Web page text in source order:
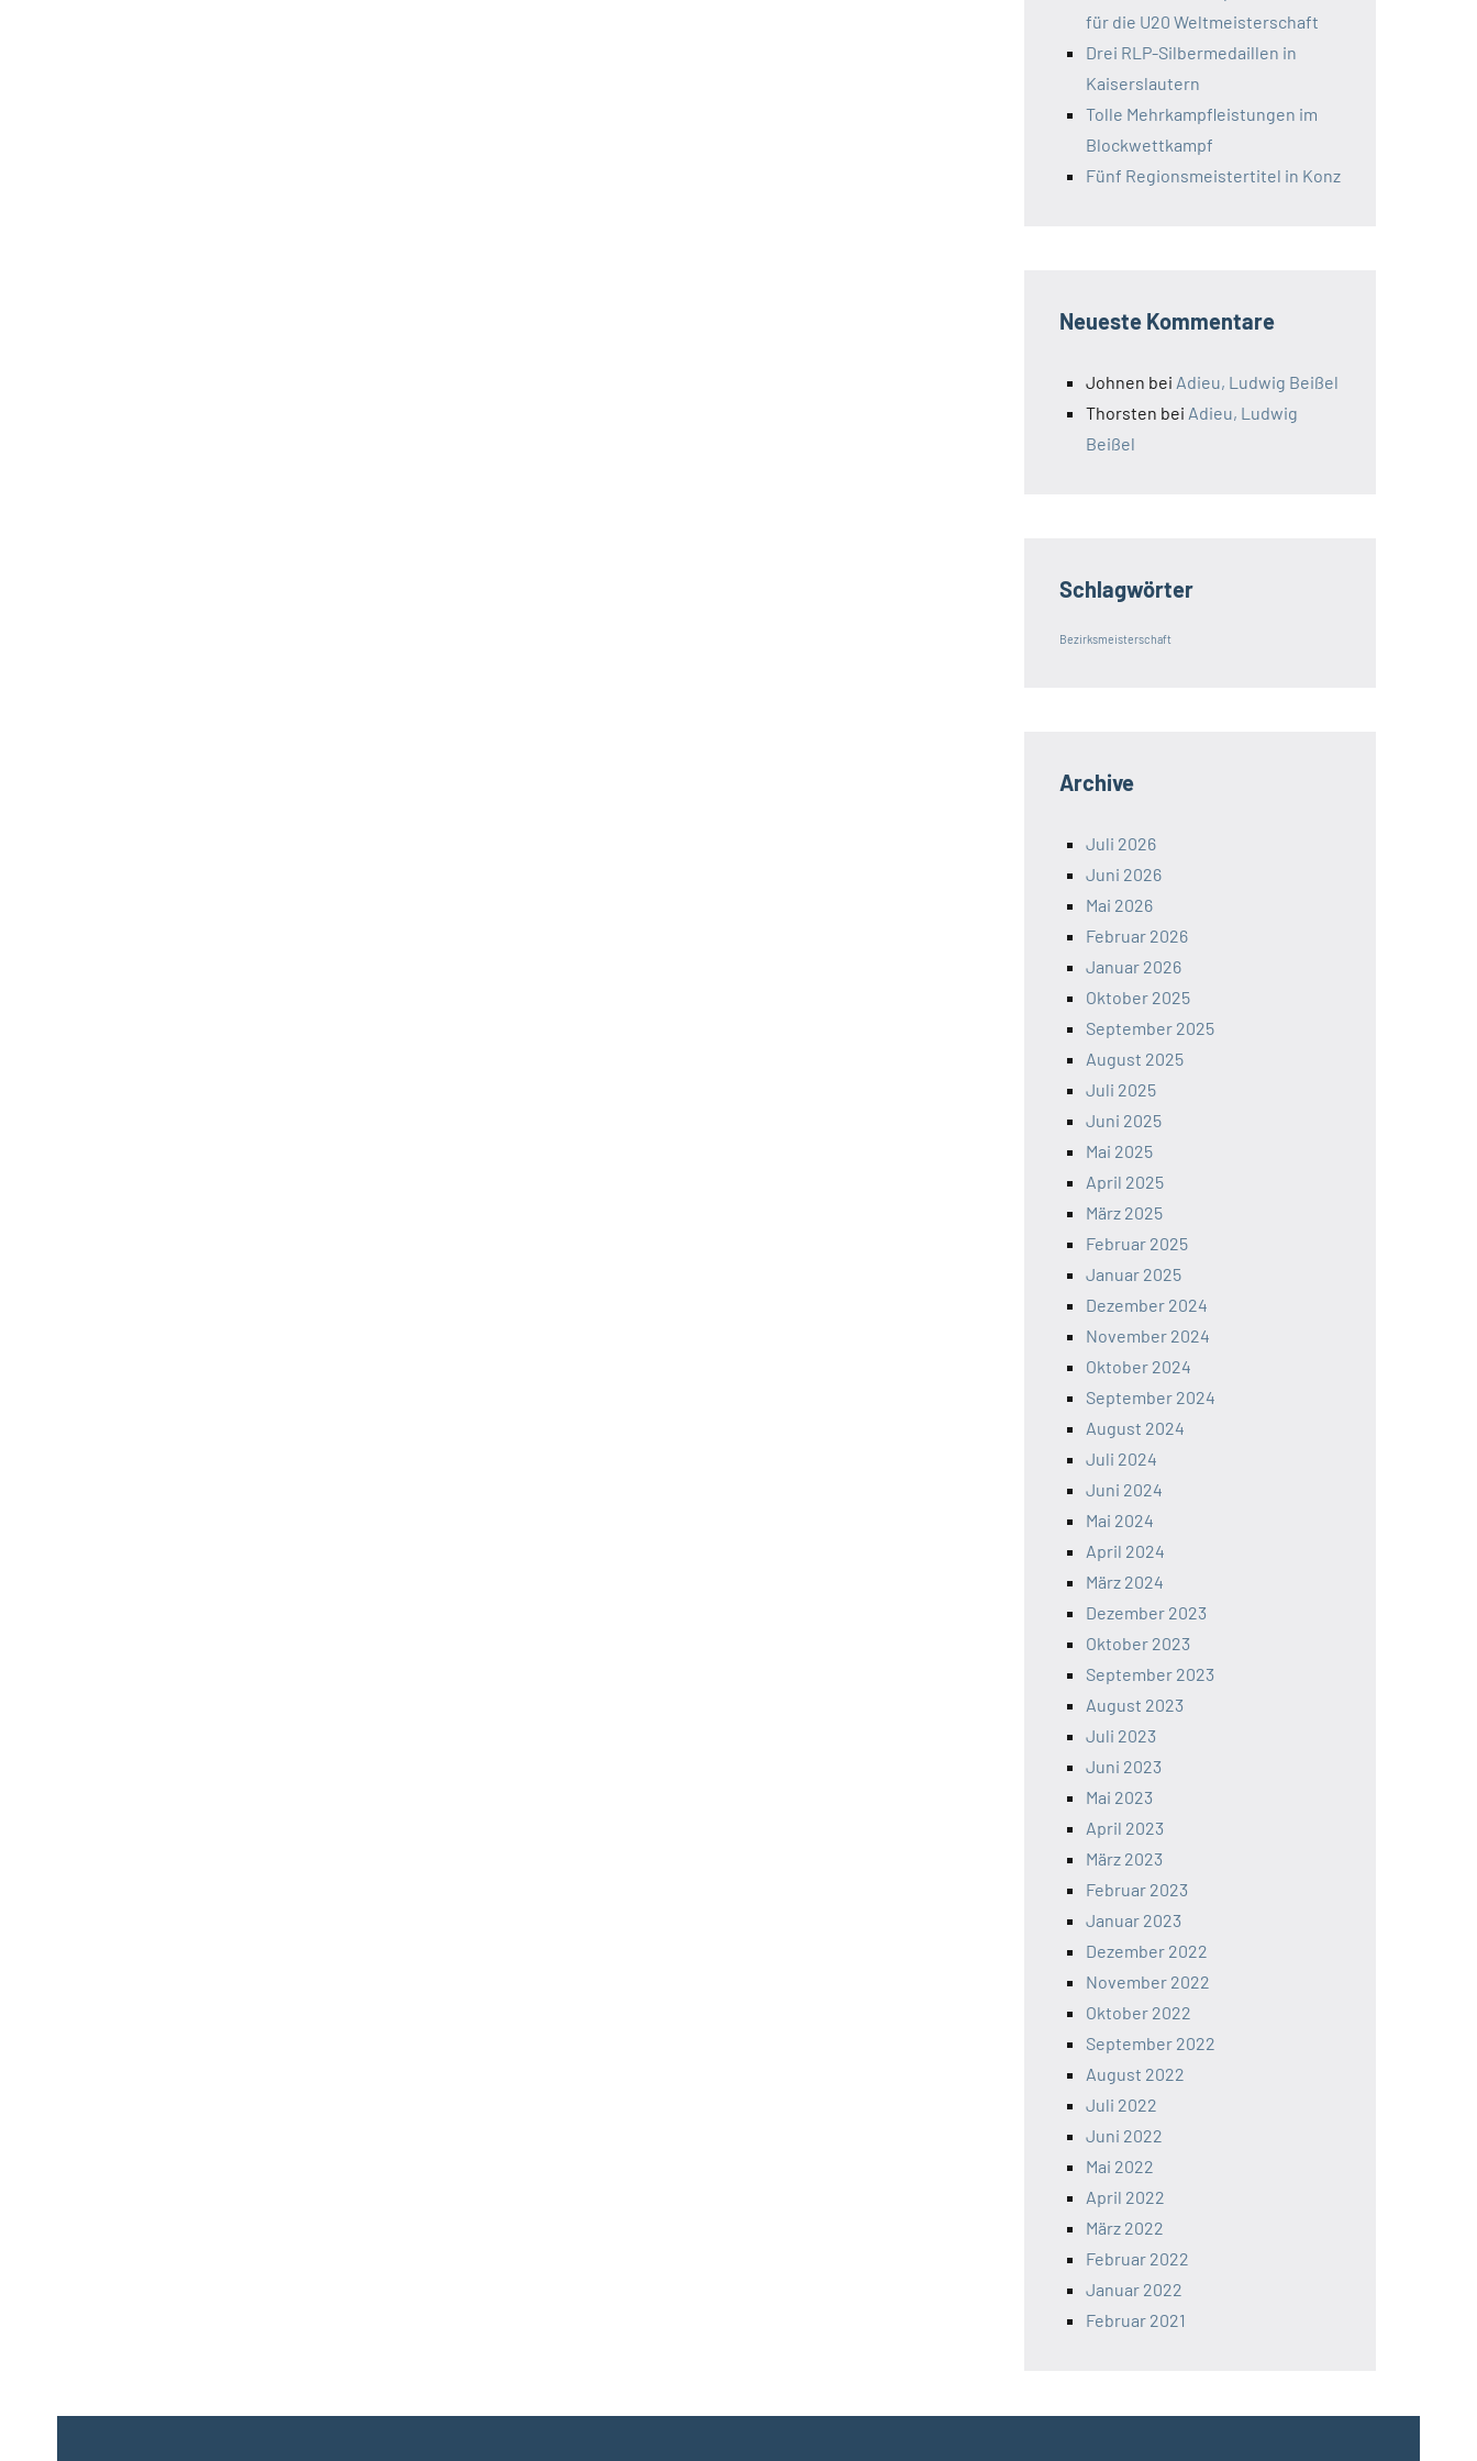
für die U20 Weltmeisterschaft
Drei RLP-Silbermedaillen in
Kaiserslautern
Tolle Mehrkampfleistungen im
Blockwettkampf
Fünf Regionsmeistertitel in Konz
Neueste Kommentare
Johnen bei Adieu, Ludwig Beißel
Thorsten bei Adieu, Ludwig
Beißel
Schlagwörter
Bezirksmeisterschaft
Archive
Juli 2026
Juni 2026
Mai 2026
Februar 2026
Januar 2026
Oktober 2025
September 2025
August 2025
Juli 2025
Juni 2025
Mai 2025
April 2025
März 2025
Februar 2025
Januar 2025
Dezember 2024
November 2024
Oktober 2024
September 2024
August 2024
Juli 2024
Juni 2024
Mai 2024
April 2024
März 2024
Dezember 2023
Oktober 2023
September 2023
August 2023
Juli 2023
Juni 2023
Mai 2023
April 2023
März 2023
Februar 2023
Januar 2023
Dezember 2022
November 2022
Oktober 2022
September 2022
August 2022
Juli 2022
Juni 2022
Mai 2022
April 2022
März 2022
Februar 2022
Januar 2022
Februar 2021